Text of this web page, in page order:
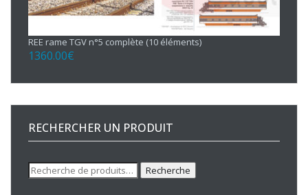
REE rame TGV n°5 complète (10 éléments)
1360.00€
RECHERCHER UN PRODUIT
Recherche
pour :
Recherche